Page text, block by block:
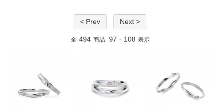
< Prev Next >
全 494 商品 97 - 108 表示